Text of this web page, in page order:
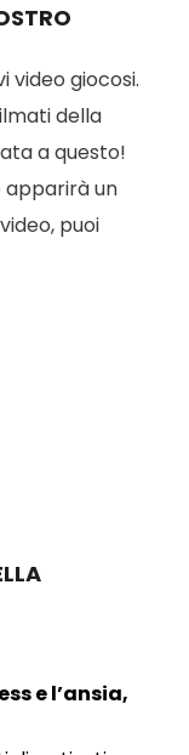
video giocosi.
della
a questo!
apparirà un
puoi
e l’ansia,